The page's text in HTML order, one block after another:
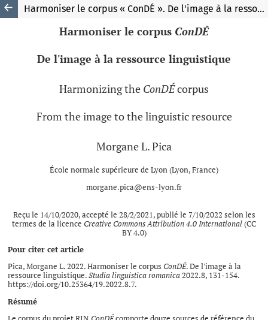
Harmoniser le corpus « ConDÉ ». De l'image à la ressource linguistique